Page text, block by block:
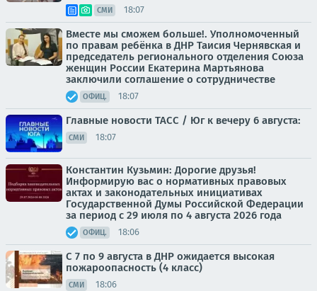
СМИ 18:07
Вместе мы сможем больше!. Уполномоченный
по правам ребёнка в ДНР Таисия Чернявская и
председатель регионального отделения Союза
женщин России Екатерина Мартьянова
заключили соглашение о сотрудничестве
ОФИЦ. 18:07
Главные новости ТАСС / Юг к вечеру 6 августа:
СМИ 18:07
Константин Кузьмин: Дорогие друзья!
Информирую вас о нормативных правовых
актах и законодательных инициативах
Государственной Думы Российской Федерации
за период с 29 июля по 4 августа 2026 года
ОФИЦ. 18:06
С 7 по 9 августа в ДНР ожидается высокая
пожароопасность (4 класс)
СМИ 18:06